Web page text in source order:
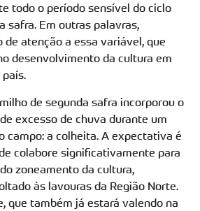
todo o período sensível do ciclo
safra. Em outras palavras,
de atenção a essa variável, que
desenvolvimento da cultura em
de segunda safra incorporou o
excesso de chuva durante um
campo: a colheita. A expectativa é
colabore significativamente para
zoneamento da cultura,
às lavouras da Região Norte.
que também já estará valendo na